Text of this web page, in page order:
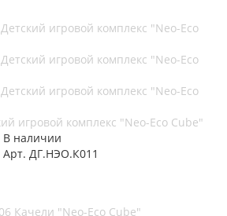
игровой комплекс "Neo-Eco Cube"
В наличии
Арт. ДГ.НЭО.К011